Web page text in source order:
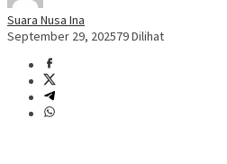
Suara Nusa Ina
September 29, 202579 Dilihat